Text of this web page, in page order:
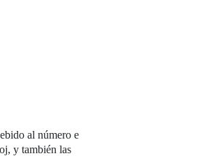
al número e
y también las